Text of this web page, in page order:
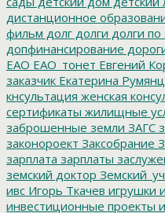
дистанционное
фильм долг долги долги по
допфинансирование
ЕАО ЕАО_тонет Евгений
заказчик Екатерина
кнсультация женская
сертификаты жилищные
заброшенные земли ЗАГС
законороект Заксобрание
зарплата зарплаты
земский доктор
ивс Игорь Ткачев игрушки
инвестиционные проекты